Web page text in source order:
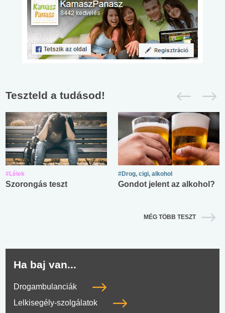
Teszteld a tudásod!
#Lélek
Szorongás teszt
#Drog, cigi, alkohol
Gondot jelent az alkohol?
MÉG TÖBB TESZT
Ha baj van...
Drogambulanciák
Lelkisegély-szolgálatok